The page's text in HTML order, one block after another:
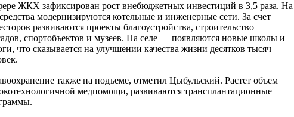
ЖКХ зафиксирован рост внебюджетных инвестиций в 3,5 раза. На
модернизируются котельные и инженерные сети. За счет
развиваются проекты благоустройства, строительство
спортобъектов и музеев. На селе — появляются новые школы и
что сказывается на улучшении качества жизни десятков тысяч
также на подъеме, отметил Цыбульский. Растет объем
медпомощи, развиваются трансплантационные